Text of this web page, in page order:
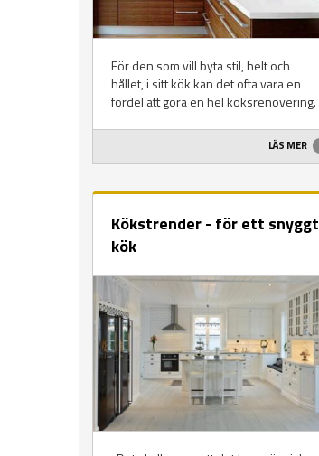
För den som vill byta stil, helt och
hållet, i sitt kök kan det ofta vara en
fördel att göra en hel köksrenovering.
LÄS MER
Kökstrender - för ett snyggt
kök